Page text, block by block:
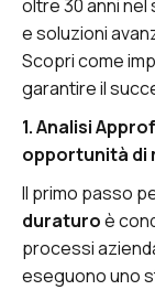
oltre 30 anni
e soluzioni
Scopri come
garantire il
1. Analisi
opportunità di
Il primo passo
duraturoè
processi
eseguono uno